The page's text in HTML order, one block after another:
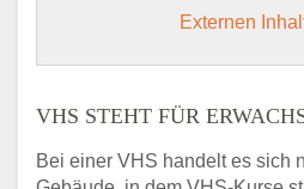
Externen
VHS STEHT FÜR
Bei einer VHS handelt es sich